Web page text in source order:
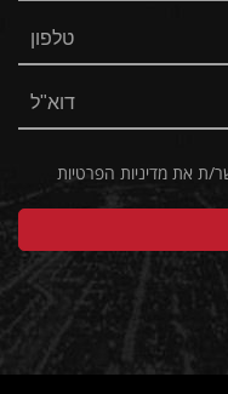
ת את מדיניות הפרטיות